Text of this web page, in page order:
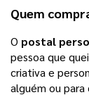
Quem
O postal
pessoa que
criativa e
alguém ou